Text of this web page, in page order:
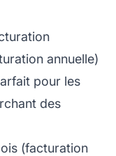
annuelle)
pour les
des
(facturation